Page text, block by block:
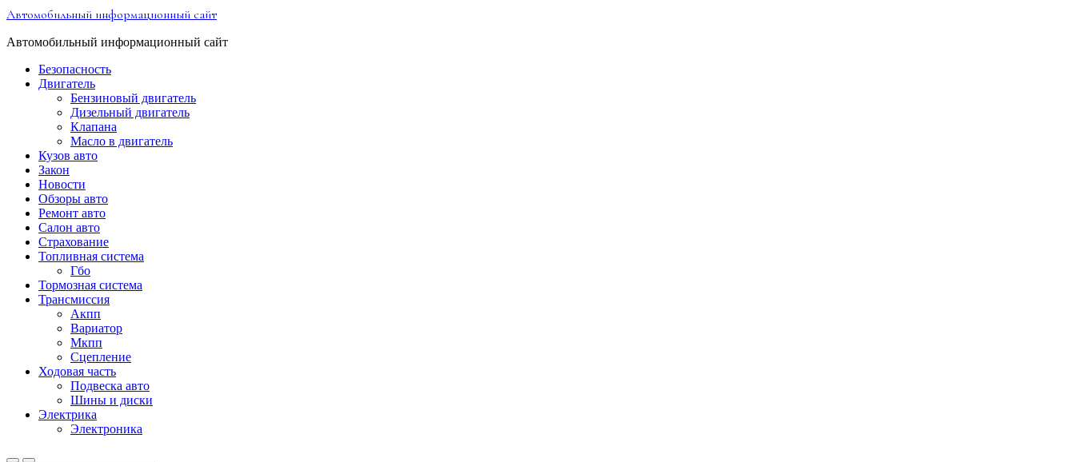
Перейти
содержимому
Автомобильный информационный сайт
Автомобильный информационный сайт
Безопасность
Двигатель
Бензиновый двигатель
Дизельный двигатель
Клапана
Масло в двигатель
Кузов авто
Закон
Новости
Обзоры авто
Ремонт авто
Салон авто
Страхование
Топливная система
Гбо
Тормозная система
Трансмиссия
Акпп
Вариатор
Мкпп
Сцепление
Ходовая часть
Подвеска авто
Шины и диски
Электрика
Электроника